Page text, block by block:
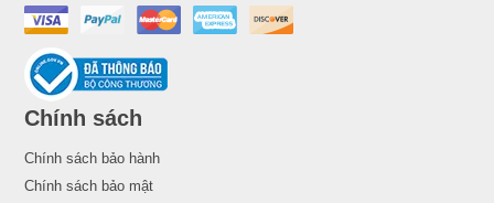
Chính sách
Chính sách bảo hành
Chính sách bảo mật